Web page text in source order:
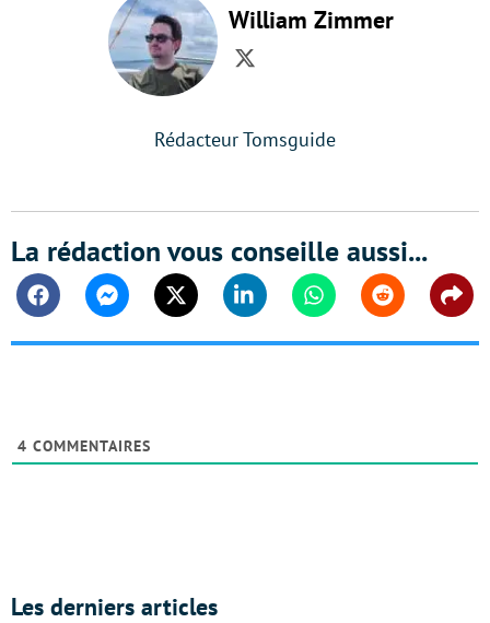
William Zimmer
Twitter
Rédacteur Tomsguide
La rédaction vous conseille aussi...
FacebookMessengerTwitter Linkedin WhatsappReddit
4 COMMENTAIRES
Les derniers articles